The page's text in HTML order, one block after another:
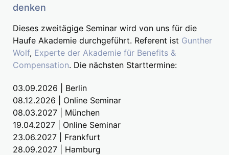
denken
Dieses zweitägige Seminar wird von uns für die
Haufe Akademie durchgeführt. Referent ist Gunther
Wolf, Experte der Akademie für Benefits &
Compensation. Die nächsten Starttermine:
03.09.2026 | Berlin
08.12.2026 | Online Seminar
08.03.2027 | München
19.04.2027 | Online Seminar
23.06.2027 | Frankfurt
28.09.2027 | Hamburg